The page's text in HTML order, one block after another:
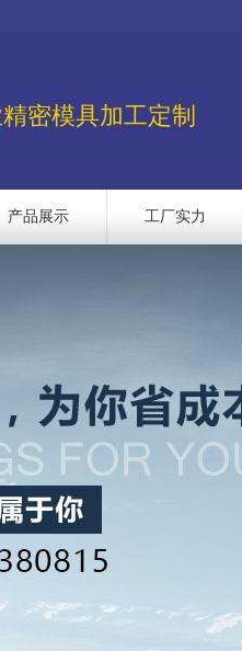
密模具加工定制
产品展示 工厂实力